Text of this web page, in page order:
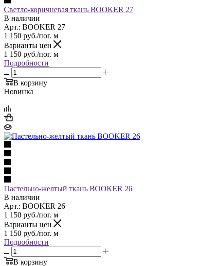
Светло-коричневая ткань BOOKER 27
В наличии
Арт.: BOOKER 27
1 150 руб./пог. м
Варианты цен
1 150 руб./пог. м
Подробности
В корзину
Новинка
Пастельно-желтый ткань BOOKER 26
В наличии
Арт.: BOOKER 26
1 150 руб./пог. м
Варианты цен
1 150 руб./пог. м
Подробности
В корзину